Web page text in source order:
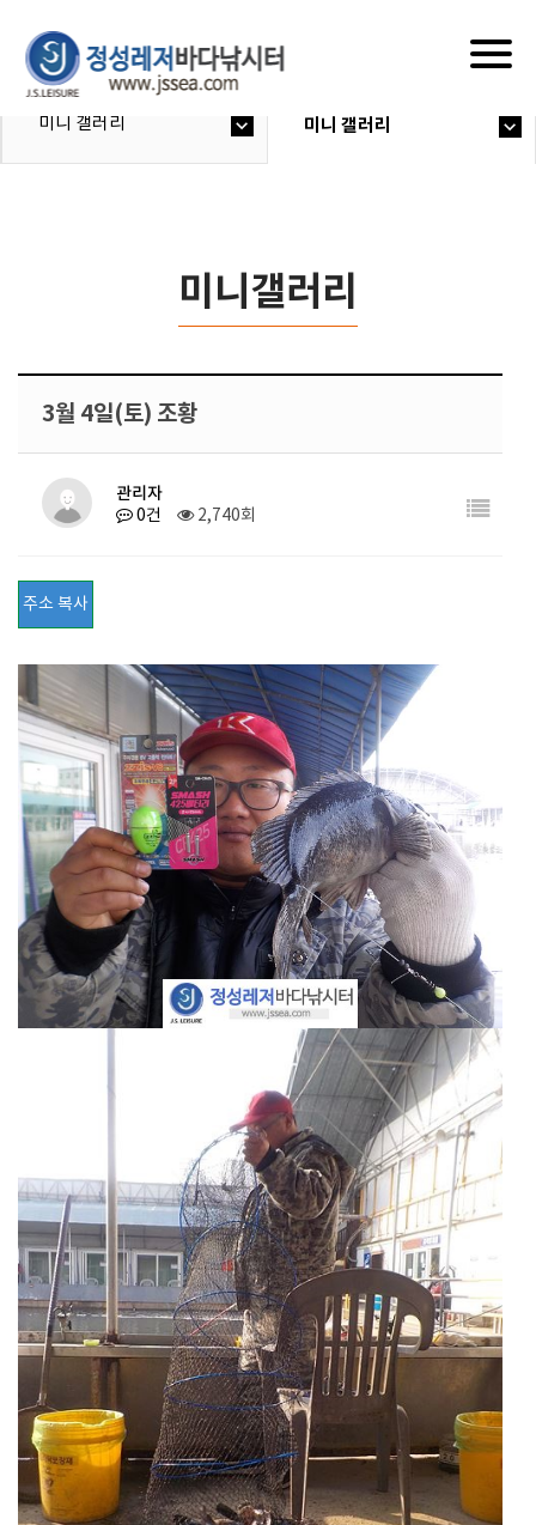
미니 갤러리 미니 갤러리
미니갤러리
3월 4일(토) 조황
관리자
0건 2,740회
주소 복사